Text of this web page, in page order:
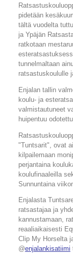
pidetään
tältä vuodelta
ja Ypäjän
ratkotaan
tunnelmaltaan
ratsastuskoululle
Enjalan tallin
koulu- ja
valmistautuneet
huipentuu
"Tuntsarit", ovat
kilpailemaan
perjantaina
koulufinaaleilla
Sunnuntaina
Enjalasta
ratsastajaa ja
kannustamaan,
reaaliaikaisesti
Clip My Horselta
@enjalankisatiimi